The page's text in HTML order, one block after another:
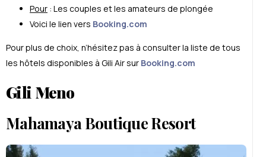
Pour : Les couples et les amateurs de plongée
Voici le lien vers Booking.com
Pour plus de choix, n’hésitez pas à consulter la liste de tous
les hôtels disponibles à Gili Air sur Booking.com
Gili Meno
Mahamaya Boutique Resort